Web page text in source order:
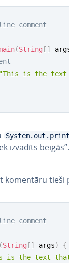
comment
(String [ ]
"This is the text
izvadīts
komentāru tieši
comment
(String [ ] args)
{
is the text